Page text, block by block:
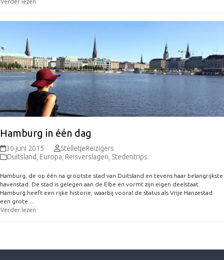
Hamburg in één dag
30 juni 2015
StelletjeReizigers
Duitsland, Europa, Reisverslagen, Stedentrips
Hamburg, de op één na grootste stad van Duitsland en tevens haar belangrijkste
havenstad. De stad is gelegen aan de Elbe en vormt zijn eigen deelstaat.
Hamburg heeft een rijke historie, waarbij vooral de status als Vrije Hanzestad
een grote…
Verder lezen